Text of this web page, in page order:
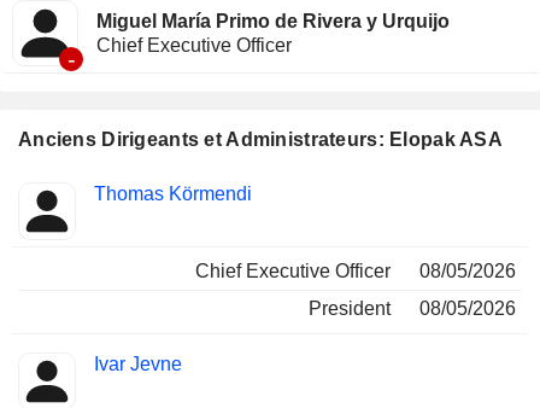
Anciens Dirigeants et Administrateurs: Elopak ASA
Insider
Fonctions
Thomas Körmendi
Chief Executive Officer
08/05/2026
President
08/05/2026
Ivar Jevne
-
Miguel María Primo de Rivera y Urquijo
Chief Executive Officer